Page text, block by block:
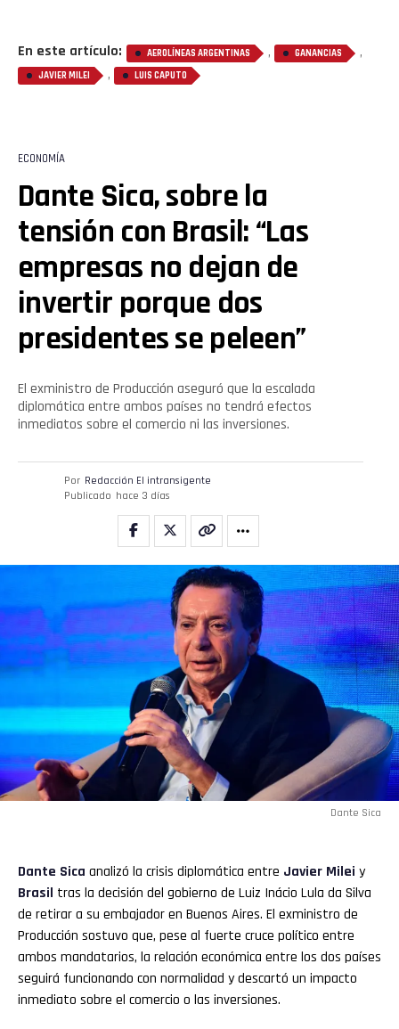
En este artículo: AEROLÍNEAS ARGENTINAS , GANANCIAS ,
JAVIER MILEI , LUIS CAPUTO
ECONOMÍA
Dante Sica, sobre la
tensión con Brasil: “Las
empresas no dejan de
invertir porque dos
presidentes se peleen”
El exministro de Producción aseguró que la escalada
diplomática entre ambos países no tendrá efectos
inmediatos sobre el comercio ni las inversiones.
Por Redacción El intransigente
Publicado hace 3 días
Dante Sica
Dante Sica analizó la crisis diplomática entre Javier Milei y
Brasil tras la decisión del gobierno de Luiz Inácio Lula da Silva
de retirar a su embajador en Buenos Aires. El exministro de
Producción sostuvo que, pese al fuerte cruce político entre
ambos mandatarios, la relación económica entre los dos países
seguirá funcionando con normalidad y descartó un impacto
inmediato sobre el comercio o las inversiones.